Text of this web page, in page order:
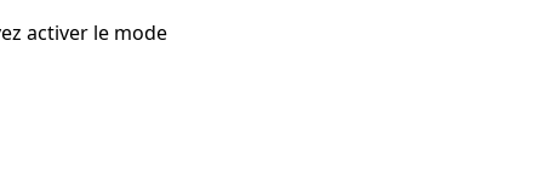
activer le mode